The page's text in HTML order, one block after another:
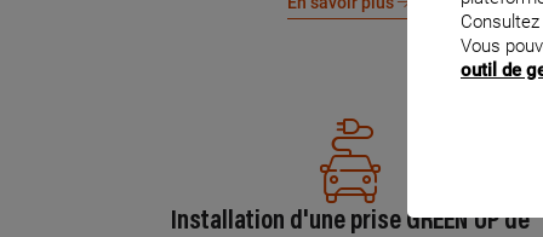
Installation d'une prise GREEN'UP de
Vous
outil de